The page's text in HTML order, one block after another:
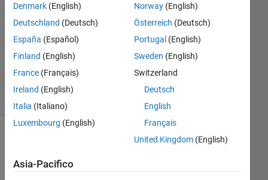
Risposte
Aggiornato
14 Ago
2023
40
Visualizzazioni
meno
Denmark (English)
Deutschland (Deutsch)
España (Español)
Finland (English)
France (Français)
Ireland (English)
Italia (Italiano)
Luxembourg (English)
Norway(English)
Österreich (Deutsch)
Portugal (English)
Sweden (English)
Switzerland
Deutsch
English
Français
United Kingdom(English)
Asia-Pacifico